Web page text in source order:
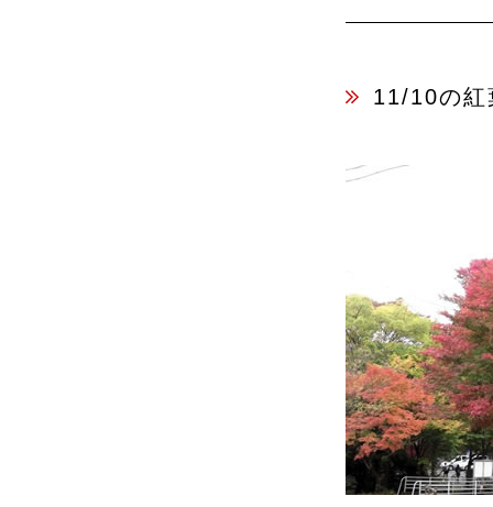
11/10の紅